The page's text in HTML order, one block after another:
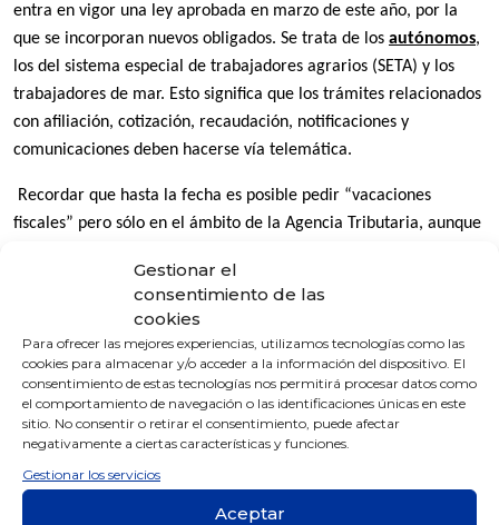
Gestionar el
consentimiento de las
cookies
Para ofrecer las mejores experiencias, utilizamos tecnologías como las
cookies para almacenar y/o acceder a la información del dispositivo. El
consentimiento de estas tecnologías nos permitirá procesar datos como
el comportamiento de navegación o las identificaciones únicas en este
sitio. No consentir o retirar el consentimiento, puede afectar
negativamente a ciertas características y funciones.
Gestionar los servicios
Aceptar
entra en vigor una ley aprobada en marzo de este año, por la
que se incorporan nuevos obligados. Se trata de los autónomos,
los del sistema especial de trabajadores agrarios (SETA) y los
trabajadores de mar. Esto significa que los trámites relacionados
con afiliación, cotización, recaudación, notificaciones y
comunicaciones deben hacerse vía telemática.
Recordar que hasta la fecha es posible pedir “vacaciones
fiscales” pero sólo en el ámbito de la Agencia Tributaria, aunque
Asesoría de empresas en Zaragoza. Gabinete Cimbra.